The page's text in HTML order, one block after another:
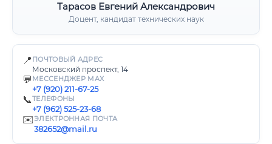
Тарасов Евгений Александрович
Доцент, кандидат технических наук
📍 ПОЧТОВЫЙ АДРЕС
Московский проспект, 14
💬 МЕССЕНДЖЕР MAX
+7 (920) 211-67-25
📞ТЕЛЕФОНЫ
+7 (962) 525-23-68
✉️ЭЛЕКТРОННАЯ ПОЧТА
382652@mail.ru